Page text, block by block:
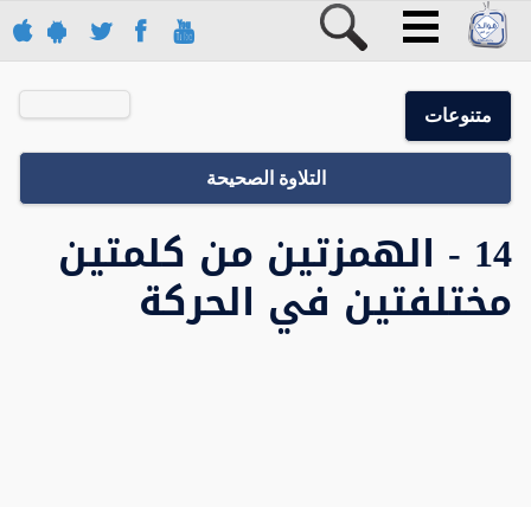
متنوعات
التلاوة الصحيحة
14 - الهمزتين من كلمتين
مختلفتين في الحركة